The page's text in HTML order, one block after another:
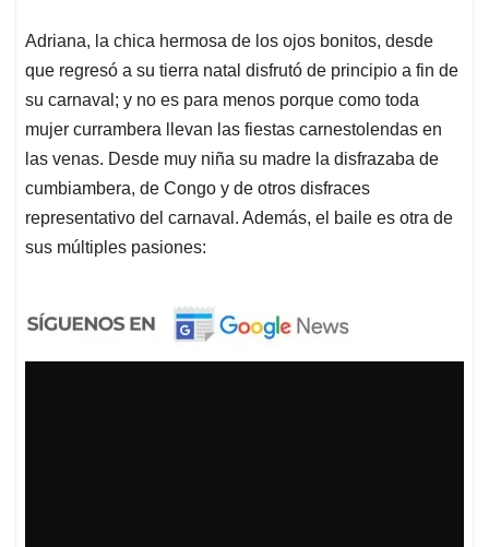
Adriana, la chica hermosa de los ojos bonitos, desde
que regresó a su tierra natal disfrutó de principio a fin de
su carnaval; y no es para menos porque como toda
mujer currambera llevan las fiestas carnestolendas en
las venas. Desde muy niña su madre la disfrazaba de
cumbiambera, de Congo y de otros disfraces
representativo del carnaval. Además, el baile es otra de
sus múltiples pasiones: